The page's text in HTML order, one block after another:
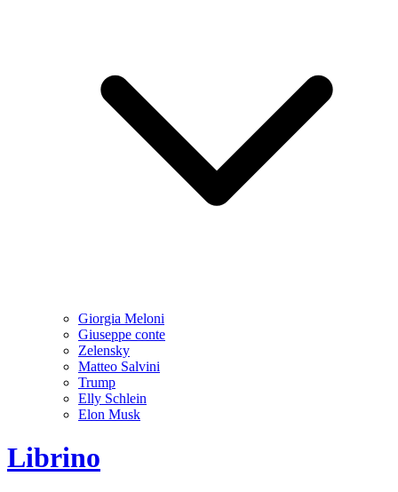
Giorgia Meloni
Giuseppe conte
Zelensky
Matteo Salvini
Trump
Elly Schlein
Elon Musk
Librino